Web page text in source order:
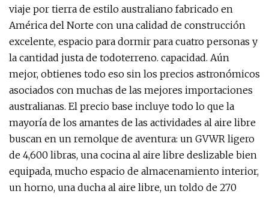
viaje por tierra de estilo australiano fabricado en
América del Norte con una calidad de construcción
excelente, espacio para dormir para cuatro personas y
la cantidad justa de todoterreno. capacidad. Aún
mejor, obtienes todo eso sin los precios astronómicos
asociados con muchas de las mejores importaciones
australianas. El precio base incluye todo lo que la
mayoría de los amantes de las actividades al aire libre
buscan en un remolque de aventura: un GVWR ligero
de 4,600 libras, una cocina al aire libre deslizable bien
equipada, mucho espacio de almacenamiento interior,
un horno, una ducha al aire libre, un toldo de 270